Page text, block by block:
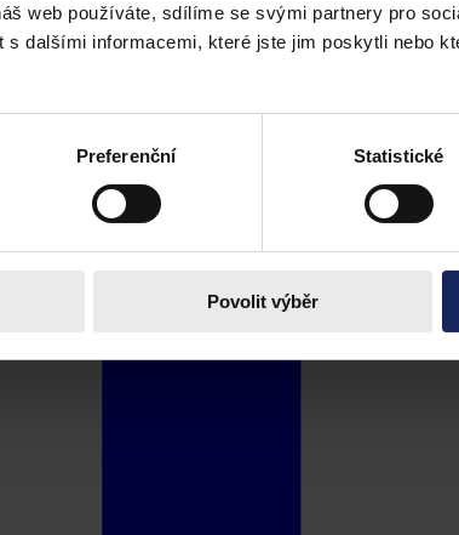
web používáte, sdílíme se svými partnery pro
s dalšími informacemi, které jste jim poskytli nebo
Preferenční Statistické
Povolit výběr